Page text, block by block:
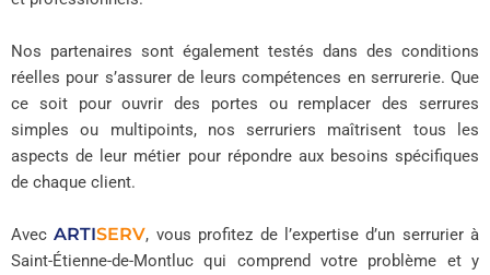
Nos partenaires sont également testés dans des conditions
réelles pour s’assurer de leurs compétences en serrurerie. Que
ce soit pour ouvrir des portes ou remplacer des serrures
simples ou multipoints, nos serruriers maîtrisent tous les
aspects de leur métier pour répondre aux besoins spécifiques
de chaque client.
AvecARTISERV, vous profitez de l’expertise d’un serrurier à
Saint-Étienne-de-Montluc qui comprend votre problème et y